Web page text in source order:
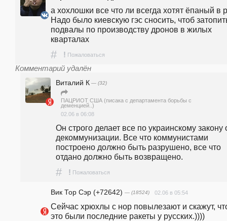
а хохлошки все что ли всегда хотят ёпаный в
Надо было киевскую гэс сносить, чтоб
подвалы по производству дронов в жилых
кварталах
# ! Пожаловаться
Комментарий удалён
Виталий К — (32)
ПАЦРИОТ США (писака с департамента борьбы с
деменцией..)
02.06 в 06:08
Он строго делает все по украинскому закону
декоммунизации. Все что коммунистами
построено должно быть разрушено, все что
отдано должно быть возвращено.
# ! Пожаловаться
Вик Тор Сэр (+72642) — (18524) 02.06 в 05:54
Сейчас хрюхлы с нор повылезают и скажут,
это были последние ракеты у русских.))))